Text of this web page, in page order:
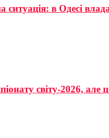
ситуація: в Одесі
світу-2026,